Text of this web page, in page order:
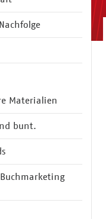
Materialien
bunt.